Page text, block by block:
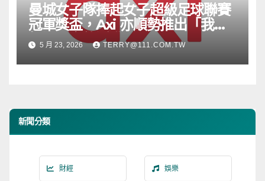
曼城女子隊捧起女子超級足球聯賽
冠軍獎盃，Axi 亦順勢推出「我的
根源」宣傳活動
5 月 23, 2026 TERRY@111.COM.TW
新聞分類
財經 娛樂